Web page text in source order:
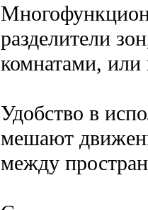
разделители
комнатами, или
Удобство в
мешают
между